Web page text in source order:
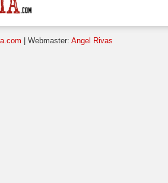
| Webmaster: Angel Rivas